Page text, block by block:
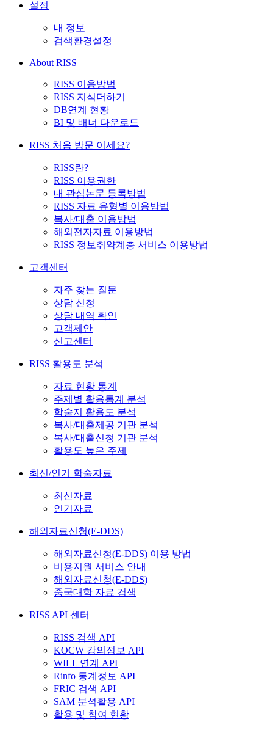
설정
내 정보
검색환경설정
About RISS
RISS 이용방법
RISS 지식더하기
DB연계 현황
BI 및 배너 다운로드
RISS 처음 방문 이세요?
RISS란?
RISS 이용권한
내 관심논문 등록방법
RISS 자료 유형별 이용방법
복사/대출 이용방법
해외전자자료 이용방법
RISS 정보취약계층 서비스 이용방법
고객센터
자주 찾는 질문
상담 신청
상담 내역 확인
고객제안
신고센터
RISS 활용도 분석
자료 현황 통계
주제별 활용통계 분석
학술지 활용도 분석
복사/대출제공 기관 분석
복사/대출신청 기관 분석
활용도 높은 주제
최신/인기 학술자료
최신자료
인기자료
해외자료신청(E-DDS)
해외자료신청(E-DDS) 이용 방법
비용지원 서비스 안내
해외자료신청(E-DDS)
중국대학 자료 검색
RISS API 센터
RISS 검색 API
KOCW 강의정보 API
WILL 연계 API
Rinfo 통계정보 API
FRIC 검색 API
SAM 분석활용 API
활용 및 참여 현황